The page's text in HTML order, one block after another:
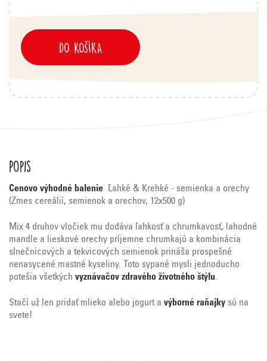
DO KOŠÍKA
Popis
Cenovo výhodné balenie
Ľahké & Krehké - semienka a orechy
(Zmes cereálií, semienok a orechov, 12x500 g)
Mix 4 druhov vločiek mu dodáva ľahkosť a chrumkavosť, lahodné
mandle a lieskové orechy príjemne chrumkajú a kombinácia
slnečnicových a tekvicových semienok prináša prospešné
nenasycené mastné kyseliny. Toto sypané mysli jednoducho
potešia všetkých vyznávačov zdravého životného štýlu.
Stačí už len pridať mlieko alebo jogurt a výborné raňajky sú na
svete!